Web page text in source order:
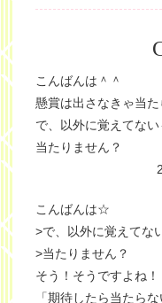
こんばんは＾＾
懸賞は出さなきゃ当た
で、以外に覚えてな
当たりません？
こんばんは☆
>で、以外に覚えてな
>当たりません？
そう！そうですよね
「期待したら当たら